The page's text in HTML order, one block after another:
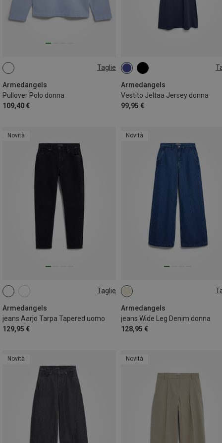
Taglie
Armedangels
Pullover Polo donna
109,40 €
XS
Armedangels
Vestito Jeltaa Jersey donna
99,95 €
XS S
Novità
Taglie
Armedangels
jeans Aarjo Tarpa Tapered uomo
129,95 €
Novità
Armedangels
jeans Wide Leg Denim donna
128,95 €
S
Novità Novità